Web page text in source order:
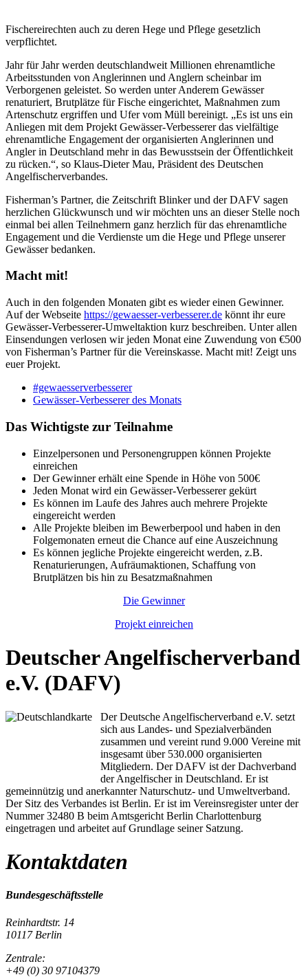
Fischereirechten auch zu deren Hege und Pflege gesetzlich
verpflichtet.
Jahr für Jahr werden deutschlandweit Millionen ehrenamtliche
Arbeitsstunden von Anglerinnen und Anglern scheinbar im
Verborgenen geleistet. So werden unter Anderem Gewässer
renaturiert, Brutplätze für Fische eingerichtet, Maßnahmen zum
Artenschutz ergriffen und Ufer vom Müll bereinigt. „Es ist uns ein
Anliegen mit dem Projekt Gewässer-Verbesserer das vielfältige
ehrenamtliche Engagement der organisierten Anglerinnen und
Angler in Deutschland mehr in das Bewusstsein der Öffentlichkeit
zu rücken.“, so Klaus-Dieter Mau, Präsident des Deutschen
Angelfischerverbandes.
Fisherman’s Partner, die Zeitschrift Blinker und der DAFV sagen
herzlichen Glückwunsch und wir möchten uns an dieser Stelle noch
einmal bei allen Teilnehmern ganz herzlich für das ehrenamtliche
Engagement und die Verdienste um die Hege und Pflege unserer
Gewässer bedanken.
Macht mit!
Auch in den folgenden Monaten gibt es wieder einen Gewinner.
Auf der Webseite https://gewaesser-verbesserer.de könnt ihr eure
Gewässer-Verbesserer-Umweltaktion kurz beschreiben. Unter allen
Einsendungen verlosen wir jeden Monat eine Zuwendung von €500
von Fisherman’s Partner für die Vereinskasse. Macht mit! Zeigt uns
euer Projekt.
#gewaesserverbesserer
Gewässer-Verbesserer des Monats
Das Wichtigste zur Teilnahme
Einzelpersonen und Personengruppen können Projekte
einreichen
Der Gewinner erhält eine Spende in Höhe von 500€
Jeden Monat wird ein Gewässer-Verbesserer gekürt
Es können im Laufe des Jahres auch mehrere Projekte
eingereicht werden
Alle Projekte bleiben im Bewerberpool und haben in den
Folgemonaten erneut die Chance auf eine Auszeichnung
Es können jegliche Projekte eingereicht werden, z.B.
Renaturierungen, Aufräumaktionen, Schaffung von
Brutplätzen bis hin zu Besatzmaßnahmen
Die Gewinner
Projekt einreichen
Deutscher Angelfischerverband
e.V. (DAFV)
Der Deutsche Angelfischerverband e.V. setzt
sich aus Landes- und Spezialverbänden
zusammen und vereint rund 9.000 Vereine mit
insgesamt über 530.000 organisierten
Mitgliedern. Der DAFV ist der Dachverband
der Angelfischer in Deutschland. Er ist
gemeinnützig und anerkannter Naturschutz- und Umweltverband.
Der Sitz des Verbandes ist Berlin. Er ist im Vereinsregister unter der
Nummer 32480 B beim Amtsgericht Berlin Charlottenburg
eingetragen und arbeitet auf Grundlage seiner Satzung.
Kontaktdaten
Bundesgeschäftsstelle
Reinhardtstr. 14
10117 Berlin
Zentrale:
+49 (0) 30 97104379